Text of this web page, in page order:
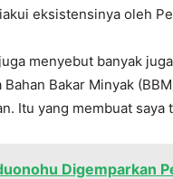
eksistensinya oleh
menyebut banyak
Bakar Minyak
Itu yang membuat saya
Digemparkan